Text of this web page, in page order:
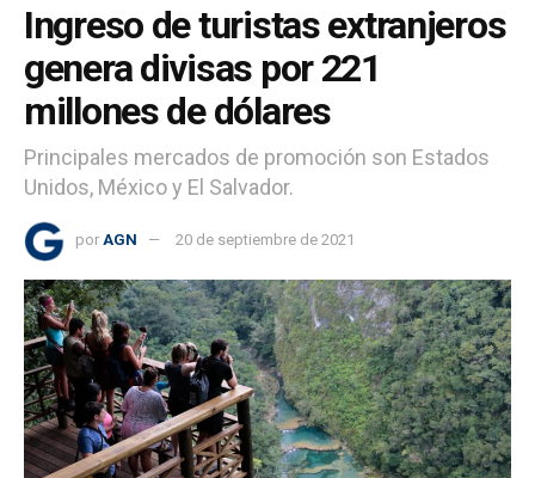
Ingreso de turistas extranjeros
genera divisas por 221
millones de dólares
Principales mercados de promoción son Estados
Unidos, México y El Salvador.
por AGN 20 de septiembre de 2021